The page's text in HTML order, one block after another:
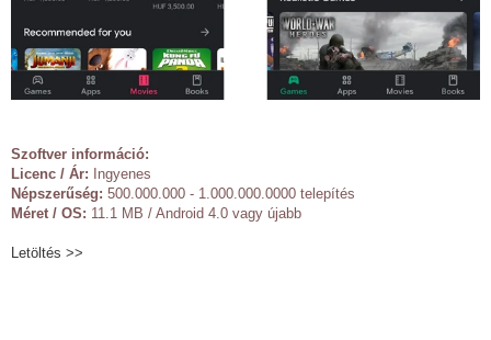
Szoftver információ:
Licenc / Ár: Ingyenes
Népszerűség: 500.000.000 - 1.000.000.0000 telepítés
Méret / OS: 11.1 MB / Android 4.0 vagy újabb
Letöltés >>